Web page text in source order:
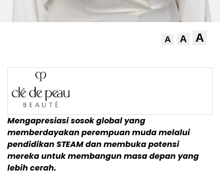
A A A
Mengapresiasi sosok global yang
memberdayakan perempuan muda melalui
pendidikan STEAM dan membuka potensi
mereka untuk membangun masa depan yang
lebih cerah.